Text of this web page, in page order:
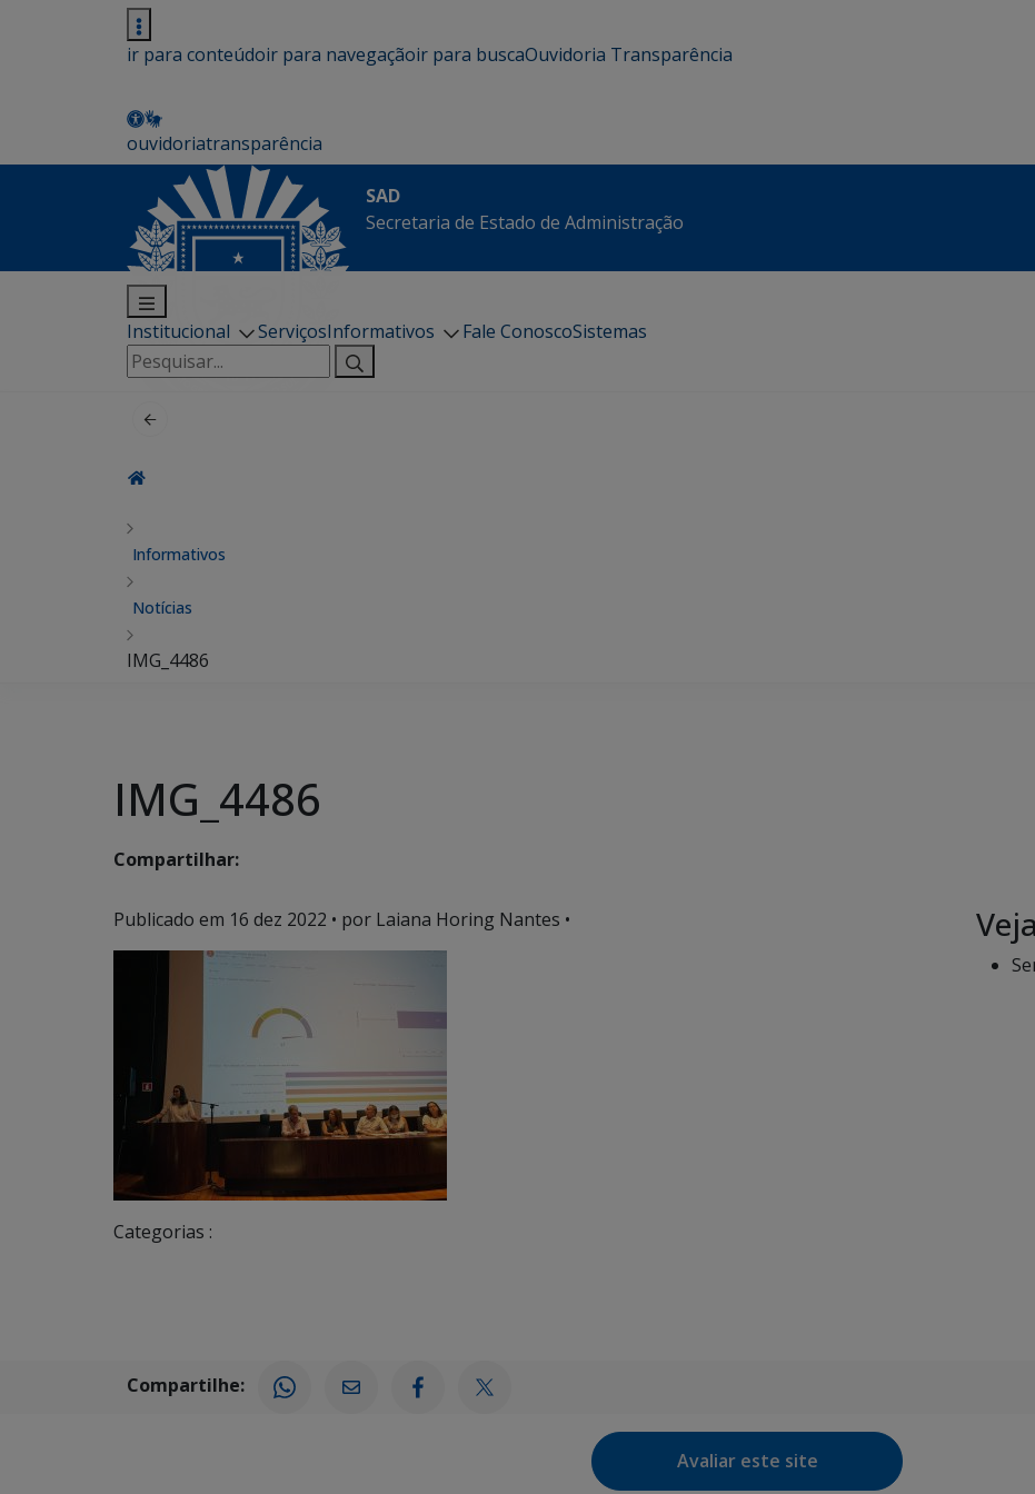
ir para conteúdoir para navegaçãoir para buscaOuvidoria Transparência
ouvidoriatransparência
SAD
Secretaria de Estado de Administração
Institucional ServiçosInformativos Fale ConoscoSistemas
Pesquisar
por:
Informativos
Notícias
IMG_4486
IMG_4486
Compartilhar:
Publicado em 16 dez 2022 • por Laiana Horing Nantes •
Categorias :
Compartilhe:
Avaliar este site